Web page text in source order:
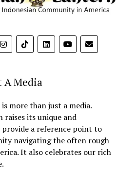
A Media
more than just a media.
its unique and
a reference point to
navigating the often rough
It also celebrates our rich